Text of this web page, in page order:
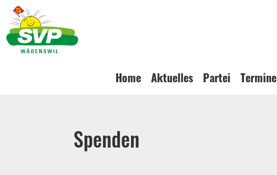
Home Aktuelles Partei Termine
Spenden